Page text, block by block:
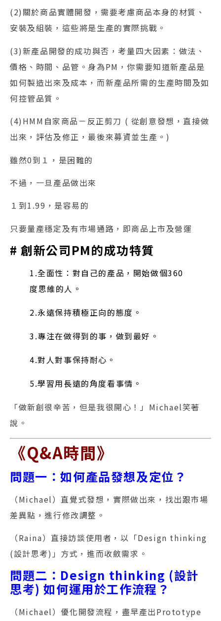
(2)關於商品實體開發，需要考慮商品本身的材質、
安裝及組裝，這些將是生產的實際挑戰。
(3)新產品開發的成功與否，考量四大因素：做法、
價格、時間、品管。身為PM，你需要知道新產品是
如何製造出來及成本，而新產品所需的生產時間及如
何控管品質。
(4)HMM自家商品－反正剪刀 ( 從創意發想，直接做
出來，評估及修正，最後來募資並生產。)
雖然0到１，是困難的
不過，一旦產品做出來
１到1.99，是容易的
只要量產穩定及有市場通路，即商品上市及營運
# 創新公司PM的成功特質
1.全面性：對自己的產品，開始做個360
度思維的人。
2.永遠保持積極正向的態度。
3.專注在做得到的事，做到最好。
4.對人對事保持耐心。
5.學習用長遠的角度看事情。
「做新創很辛苦，但是我很開心！」Michael笑著
說。
《Q&A時間》
問題一：如何產品發想及定位？
（Michael）直覺式發想，實際做出來，找出跟市場
差異點，進行修改調整。
（Raina）直接訪談使用者，以「Design thinking
(設計思考)」方式，進而收斂需求。
問題二：Design thinking (設計
思考) 如何運用於工作流程？
（Michael）優化開發流程，盡早產出Prototype